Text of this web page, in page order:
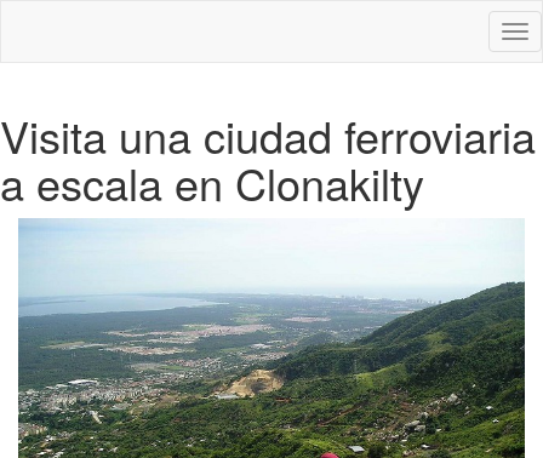
Visita una ciudad ferroviaria
a escala en Clonakilty